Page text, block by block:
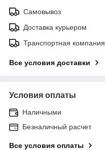
Самовывоз
Доставка курьером
Транспортная компания
Все условия доставки
Условия оплаты
Наличными
Безналичный расчет
Все условия оплаты